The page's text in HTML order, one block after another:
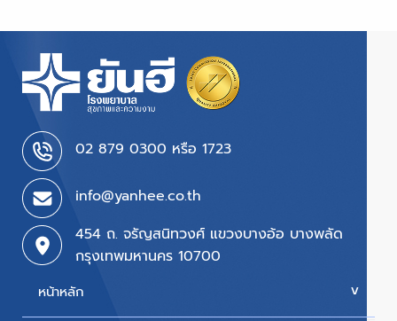
02 879 0300 หรือ 1723
info@yanhee.co.th
454 ถ. จรัญสนิทวงศ์ แขวงบางอ้อ บางพลัด
กรุงเทพมหานคร 10700
หน้าหลัก